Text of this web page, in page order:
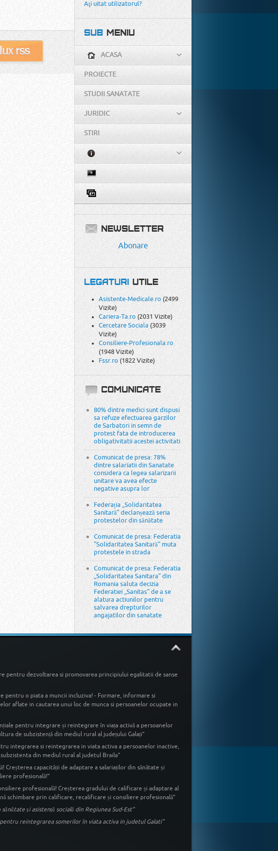
Aţi uitat utilizatorul?
SUBMENIU
ACASA
PROIECTE
STUDII SANATATE
JURIDIC
STIRI
NEWSLETTER
Abonare
Primesc Text HTML
LEGATURI UTILE
Asistente-Medicale.ro (2499
Vizite)
Cariera-Ta.ro (2031 Vizite)
Cercetare Sociala (3039
Vizite)
Consiliere-Profesionala.ro
(1948 Vizite)
Fssr.ro (1822 Vizite)
COMUNICATE
80% dintre medici sunt dispusi
sa refuze efectuarea garzilor
de Sarbatori in semn de
protest fata de introducerea
obligativitatii acestei activitati
Comunicat de presa: 78%
dintre salariatii din Sanatate
considera ca legea salarizarii
unitare va avea efecte
negative asupra lor
Federația „Solidaritatea
Sanitară” declanșează seria
protestelor din sănătate
Comunicat de presa: Federatia
”Solidaritatea Sanitară” muta
protestele in strada
Comunicat de presa: Federatia
„Solidaritatea Sanitara” din
Romania saluta decizia
Federatiei „Sanitas” de a se
alatura actiunilor pentru
salvarea drepturilor
angajatilor din sanatate
pentru dezvoltarea si promovarea principiului egalitatii de sanse
pentru o piata a muncii incluziva! - Formare, informare si
aflate in cautarea unui loc de munca si persoanelor ocupate in
pentru integrare și reintegrare în viața activă a persoanelor
de subzistență din mediul rural al județului Galați"
integrarea si reintegrarea in viata activa a persoanelor inactive,
din mediul rural al judetul Braila"
capacității de adaptare a salariaților din sănătate și
profesională!"
profesională! Creșterea gradului de calificare și adaptare al
schimbare prin calificare, recalificare și consiliere profesională"
și asistență socială din Regiunea Sud-Est"
reintegrarea somerilor în viata activa in judetul Galati"